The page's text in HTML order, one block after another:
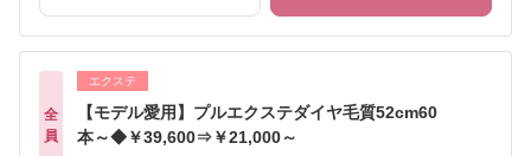
全
員
エクステ
【モデル愛用】プルエクステダイヤ毛質52cm60
本～◆￥39,600⇒￥21,000～